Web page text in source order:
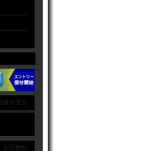
果を見る
対戦数別